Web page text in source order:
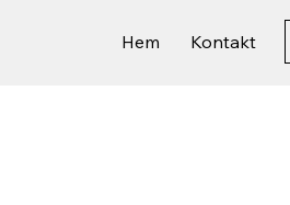
Hem Kontakt